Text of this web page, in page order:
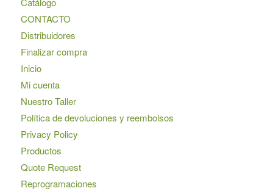
CONTACTO
Distribuidores
Finalizar compra
Inicio
Mi cuenta
Nuestro Taller
Política de devoluciones y reembolsos
Privacy Policy
Productos
Quote Request
Reprogramaciones